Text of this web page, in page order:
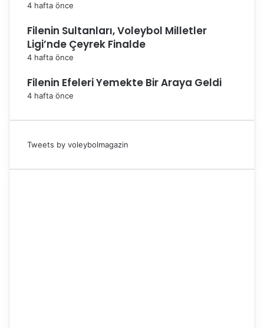
4 hafta önce
Filenin Sultanları, Voleybol Milletler
Ligi’nde Çeyrek Finalde
4 hafta önce
Filenin Efeleri Yemekte Bir Araya Geldi
4 hafta önce
Tweets by voleybolmagazin